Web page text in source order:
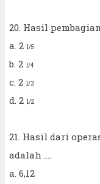
20. Hasil
a. 2 1/5
b. 2 1/4
c. 2 1/3
d. 2 1/2
21. Hasil dari
adalah ....
a. 6,12